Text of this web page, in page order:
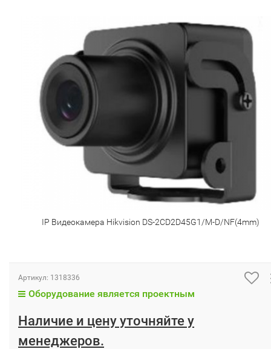
IP Видеокамера Hikvision DS-2CD2D45G1/M-D/NF(4mm)
Артикул: 1318336
Оборудование является проектным
Наличие и цену уточняйте у
менеджеров.